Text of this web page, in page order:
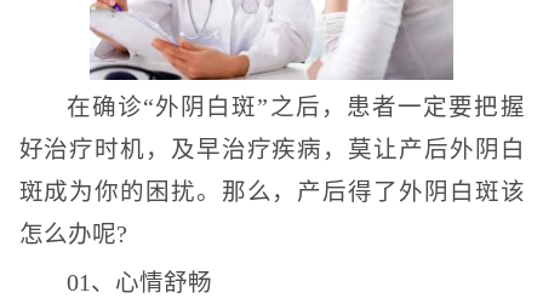
在确诊“外阴白斑”之后，患者一定要把握
好治疗时机，及早治疗疾病，莫让产后外阴白
斑成为你的困扰。那么，产后得了外阴白斑该
怎么办呢?
01、心情舒畅